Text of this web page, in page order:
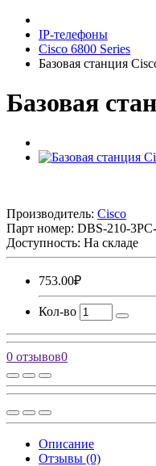
IP-телефоны
Cisco 6800 Series
Базовая станция
Базовая
Производитель: Cisco
Парт номер: DBS-210-
Доступность: На складе
753.00₽
Кол-во
0 отзывов0
Описание
Отзывы (0)